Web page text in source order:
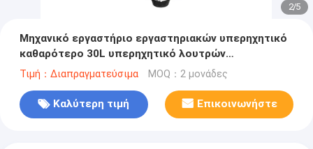
2/5
Μηχανικό εργαστήριο εργαστηριακών υπερηχητικό
καθαρότερο 30L υπερηχητικό λουτρών
θερμαστρών
Τιμή：Διαπραγματεύσιμα MOQ：2 μονάδες
Καλύτερη τιμή Επικοινωνήστε